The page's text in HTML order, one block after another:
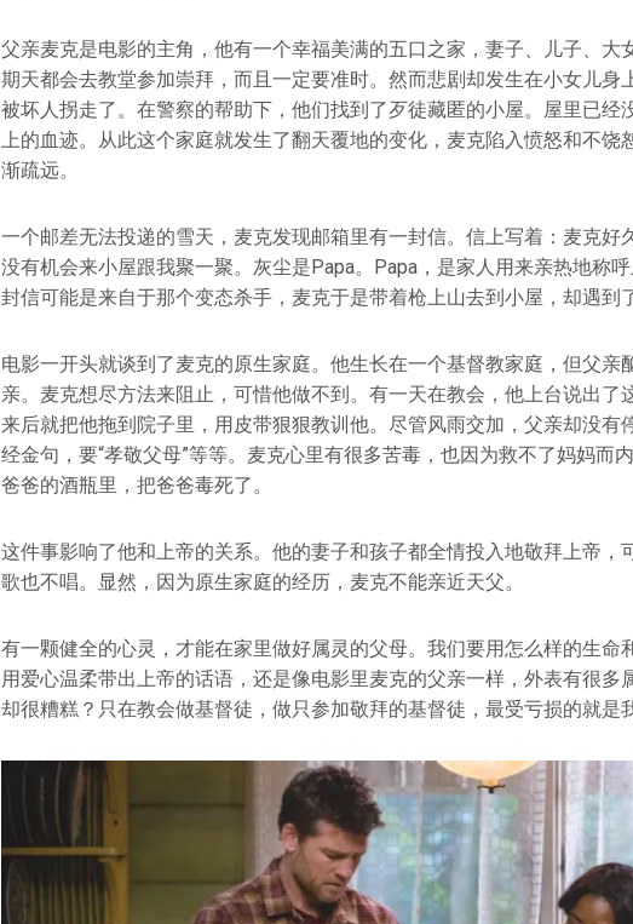
父亲麦克是电影的主角，他有一个幸福美满的五口之家，妻子、儿子、大
期天都会去教堂参加崇拜，而且一定要准时。然而悲剧却发生在小女儿身
被坏人拐走了。在警察的帮助下，他们找到了歹徒藏匿的小屋。屋里已经
上的血迹。从此这个家庭就发生了翻天覆地的变化，麦克陷入愤怒和不饶
渐疏远。
一个邮差无法投递的雪天，麦克发现邮箱里有一封信。信上写着：麦克好
没有机会来小屋跟我聚一聚。灰尘是Papa。Papa，是家人用来亲热地称
封信可能是来自于那个变态杀手，麦克于是带着枪上山去到小屋，却遇到
电影一开头就谈到了麦克的原生家庭。他生长在一个基督教家庭，但父亲
亲。麦克想尽方法来阻止，可惜他做不到。有一天在教会，他上台说出了
来后就把他拖到院子里，用皮带狠狠教训他。尽管风雨交加，父亲却没有
经金句，要“孝敬父母”等等。麦克心里有很多苦毒，也因为救不了妈妈而
爸爸的酒瓶里，把爸爸毒死了。
这件事影响了他和上帝的关系。他的妻子和孩子都全情投入地敬拜上帝，
歌也不唱。显然，因为原生家庭的经历，麦克不能亲近天父。
有一颗健全的心灵，才能在家里做好属灵的父母。我们要用怎么样的生命
用爱心温柔带出上帝的话语，还是像电影里麦克的父亲一样，外表有很多
却很糟糕？只在教会做基督徒，做只参加敬拜的基督徒，最受亏损的就是